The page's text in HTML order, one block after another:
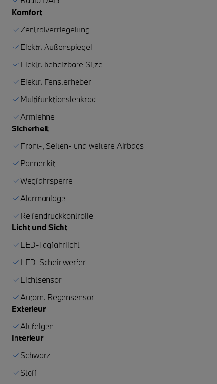
Komfort
Zentralverriegelung
Elektr. Außenspiegel
Elektr. beheizbare Sitze
Elektr. Fensterheber
Multifunktionslenkrad
Armlehne
Sicherheit
Front-, Seiten- und weitere Airbags
Pannenkit
Wegfahrsperre
Alarmanlage
Reifendruckkontrolle
Licht und Sicht
LED-Tagfahrlicht
LED-Scheinwerfer
Lichtsensor
Autom. Regensensor
Exterieur
Alufelgen
Interieur
Schwarz
Stoff